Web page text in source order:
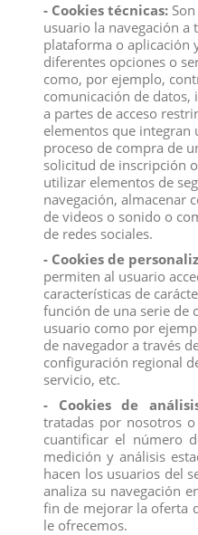
LINCE CANADIENSE
View
AVE RAPAZ DE LA JUNGLA
View
- Cookies técnicas:
usuario la navegación a
plataforma o aplicación
diferentes opciones o
como, por ejemplo,
comunicación de datos,
a partes de acceso
elementos que integran
proceso de compra de
solicitud de inscripción
utilizar elementos de
navegación, almacenar
de videos o sonido o
de redes sociales.
- Cookies de
permiten al usuario
características de
función de una serie de
usuario como por
de navegador a través
configuración regional
servicio, etc.
- Cookies de
tratadas por nosotros
cuantificar el número
medición y análisis
hacen los usuarios del
analiza su navegación
fin de mejorar la oferta
le ofrecemos.